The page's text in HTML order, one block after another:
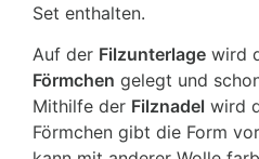
Set enthalten.
Auf der Filzunterlage wird
Förmchen gelegt und
Mithilfe der Filznadel wird
Förmchen gibt die Form